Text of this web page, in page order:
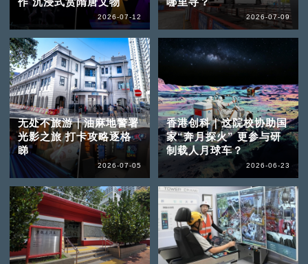
2026-07-12 2026-07-09
无处不旅游｜油麻地警署
光影之旅 打卡攻略逐格
睇
2026-07-05
香港创科｜这院校协助国
家“奔月探火” 更参与研
制载人月球车？
2026-06-23